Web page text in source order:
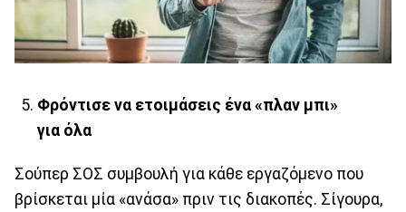
Φρόντισε να ετοιμάσεις ένα «πλαν μπι»
για όλα
Σούπερ ΣΟΣ συμβουλή για κάθε εργαζόμενο που
βρίσκεται μία «ανάσα» πριν τις διακοπές. Σίγουρα,